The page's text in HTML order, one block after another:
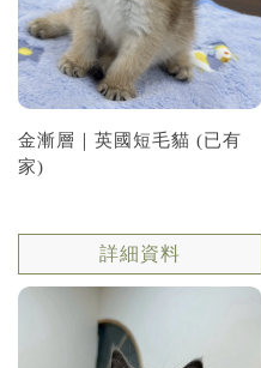
金漸層｜英國短毛貓 (已有
家)
詳細資料